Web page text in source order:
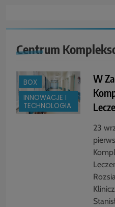
Centrum
BOX
INNOWACJE I
TECHNOLOGIA
W
23